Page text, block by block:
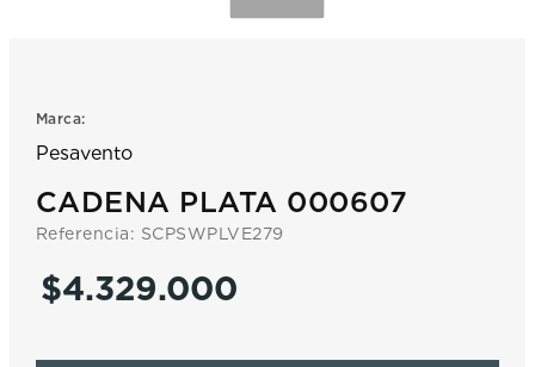
Marca:
Pesavento
CADENA PLATA 000607
Referencia: SCPSWPLVE279
$4.329.000
9.
mido